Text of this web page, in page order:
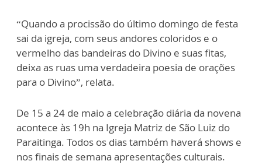
“Quando a procissão do último domingo de festa
sai da igreja, com seus andores coloridos e o
vermelho das bandeiras do Divino e suas fitas,
deixa as ruas uma verdadeira poesia de orações
para o Divino”, relata.
De 15 a 24 de maio a celebração diária da novena
acontece às 19h na Igreja Matriz de São Luiz do
Paraitinga. Todos os dias também haverá shows e
nos finais de semana apresentações culturais.